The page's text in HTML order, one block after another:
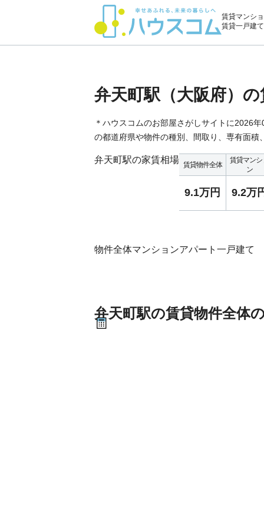
賃貸マンシ
賃貸一戸建
弁天町駅（大阪府）
＊ハウスコムのお部屋さがしサイトに2026
の都道府県や物件の種別、間取り、専有面
弁天町駅の家賃相場 賃貸物件全体
賃貸マンシ
ン
9.1万円 9.2万
物件全体マンションアパート 一戸建て
弁天町駅の賃貸物件全体